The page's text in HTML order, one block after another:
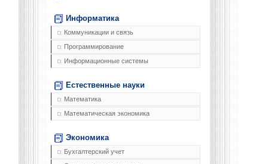
Информатика
Коммуникации и связь
Программирование
Информационные системы
Естественные науки
Математика
Математическая экономика
Экономика
Бухгалтерский учет